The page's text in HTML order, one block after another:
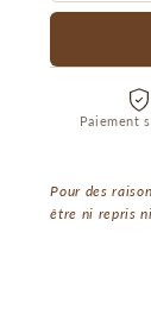
Paiement
Pour des
être ni repris